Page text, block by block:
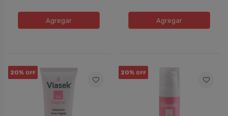
Agregar Agregar
20% OFF 20% OFF